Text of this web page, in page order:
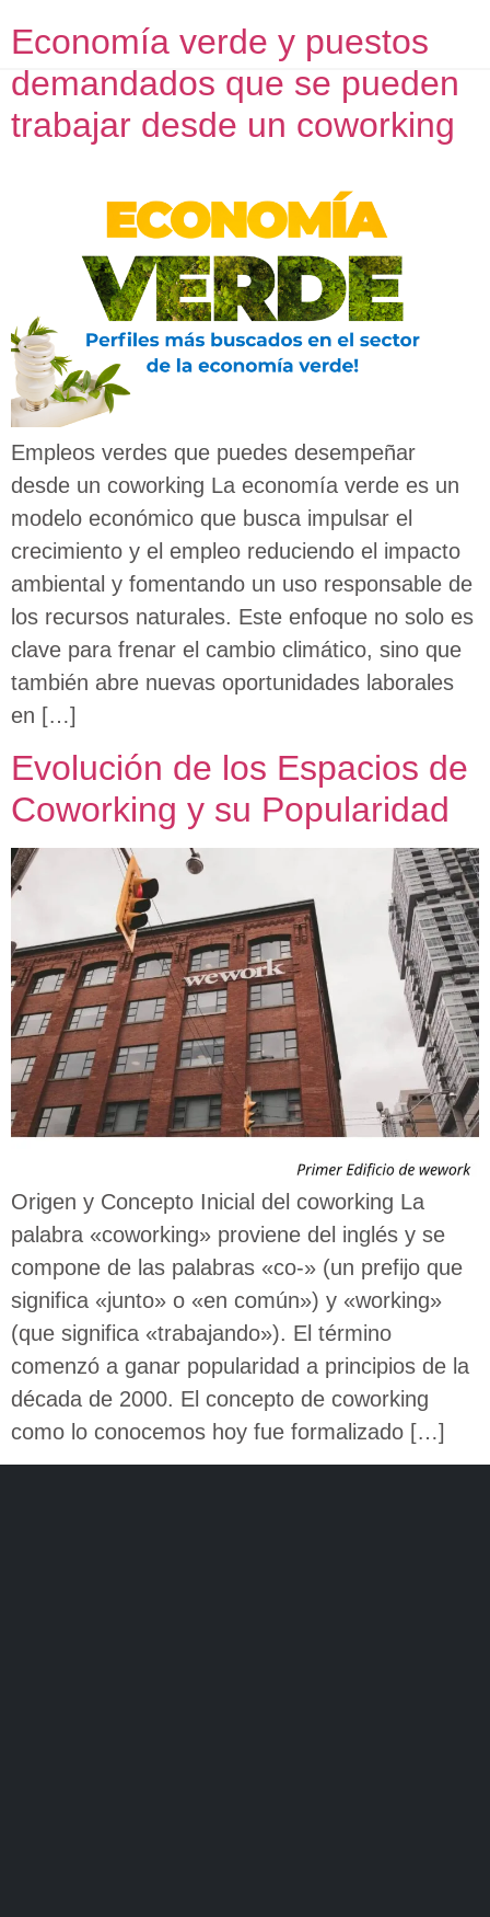
Economía verde y puestos
demandados que se pueden
trabajar desde un coworking
Empleos verdes que puedes desempeñar
desde un coworking La economía verde es un
modelo económico que busca impulsar el
crecimiento y el empleo reduciendo el impacto
ambiental y fomentando un uso responsable de
los recursos naturales. Este enfoque no solo es
clave para frenar el cambio climático, sino que
también abre nuevas oportunidades laborales
en […]
Evolución de los Espacios de
Coworking y su Popularidad
Origen y Concepto Inicial del coworking La
palabra «coworking» proviene del inglés y se
compone de las palabras «co-» (un prefijo que
significa «junto» o «en común») y «working»
(que significa «trabajando»). El término
comenzó a ganar popularidad a principios de la
década de 2000. El concepto de coworking
como lo conocemos hoy fue formalizado […]